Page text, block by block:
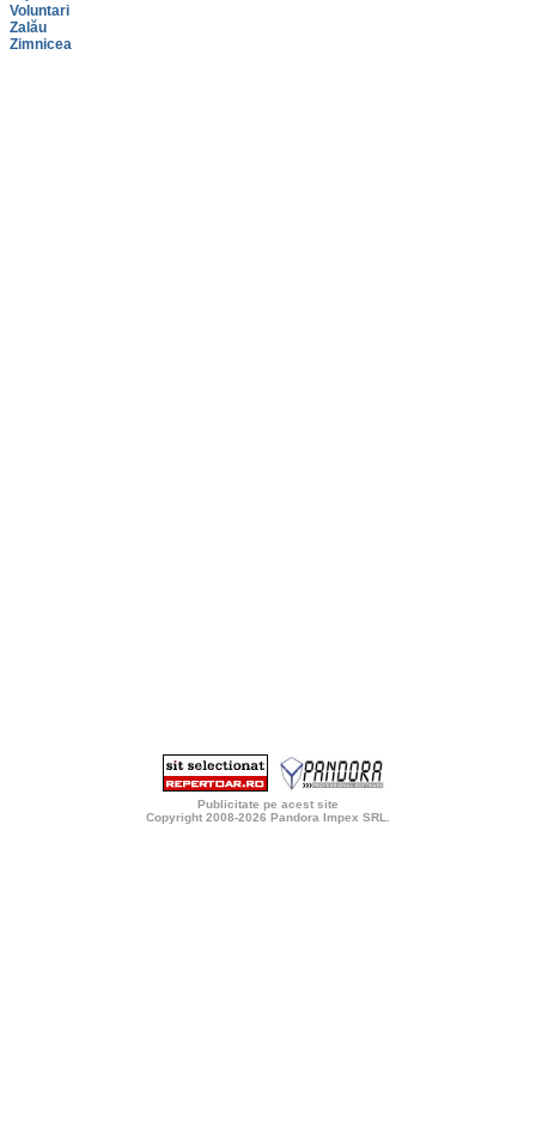
Voluntari
Zalău
Zimnicea
Publicitate pe acest site
Copyright 2008-2026 Pandora Impex SRL